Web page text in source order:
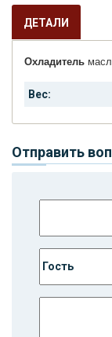
ДЕТАЛИ
Охладитель
Вес:
Отправить